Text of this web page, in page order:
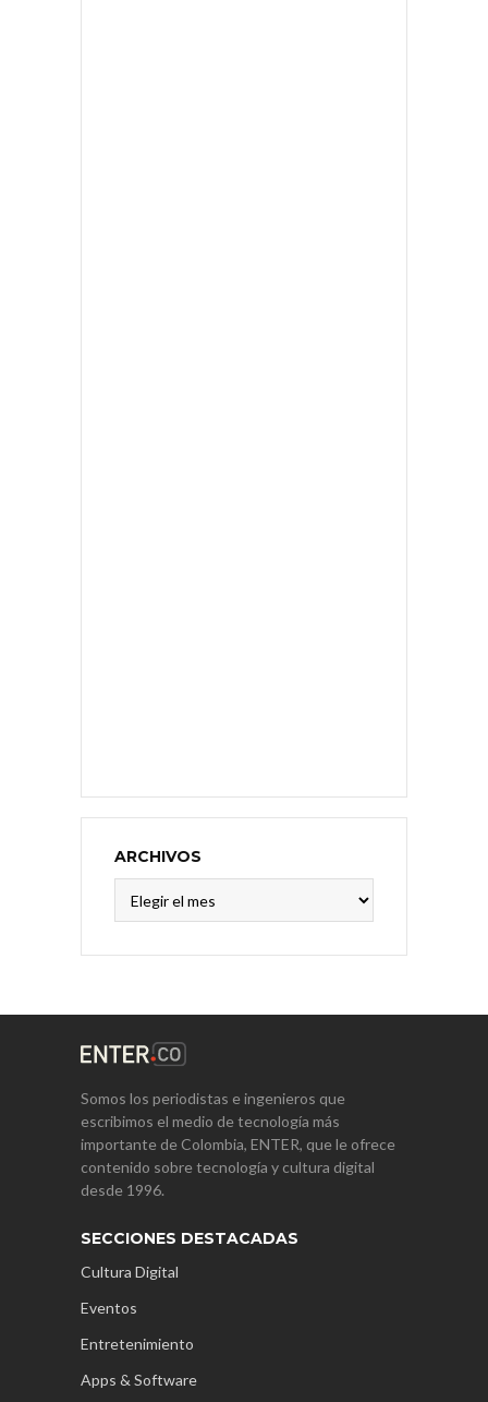
ARCHIVOS
Somos los periodistas e ingenieros que
escribimos el medio de tecnología más
importante de Colombia, ENTER, que le ofrece
contenido sobre tecnología y cultura digital
desde 1996.
SECCIONES DESTACADAS
Cultura Digital
Eventos
Entretenimiento
Apps & Software